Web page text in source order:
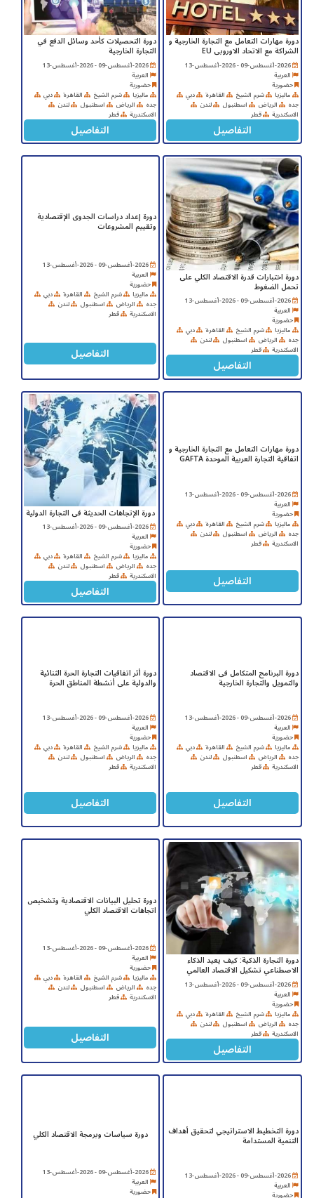
دورة مهارات التعامل مع التجارة الخارجية و
الشراكة مع الاتحاد الاوروبى EU
2026-أغسطس-09 - 2026-أغسطس-13
العربية
حضورية
ماليزيا شرم الشيخ القاهرة دبي
جده الرياض اسطنبول لندن
الاسكندرية قطر
التفاصيل
دورة التحصيلات كأحد وسائل الدفع في
التجارة الخارجية
2026-أغسطس-09 - 2026-أغسطس-13
العربية
حضورية
ماليزيا شرم الشيخ القاهرة دبي
جده الرياض اسطنبول لندن
الاسكندرية قطر
التفاصيل
دورة اختبارات قدرة الاقتصاد الكلي على
تحمل الضغوط
2026-أغسطس-09 - 2026-أغسطس-13
العربية
حضورية
ماليزيا شرم الشيخ القاهرة دبي
جده الرياض اسطنبول لندن
الاسكندرية قطر
التفاصيل
دورة إعداد دراسات الجدوى الإقتصادية
وتقييم المشروعات
2026-أغسطس-09 - 2026-أغسطس-13
العربية
حضورية
ماليزيا شرم الشيخ القاهرة دبي
جده الرياض اسطنبول لندن
الاسكندرية قطر
التفاصيل
دورة مهارات التعامل مع التجارة الخارجية و
اتفاقية التجارة العربية الموحدة GAFTA
2026-أغسطس-09 - 2026-أغسطس-13
العربية
حضورية
ماليزيا شرم الشيخ القاهرة دبي
جده الرياض اسطنبول لندن
الاسكندرية قطر
التفاصيل
دورة الإتجاهات الحديثة فى التجارة الدولية
2026-أغسطس-09 - 2026-أغسطس-13
العربية
حضورية
ماليزيا شرم الشيخ القاهرة دبي
جده الرياض اسطنبول لندن
الاسكندرية قطر
التفاصيل
دورة البرنامج المتكامل فى الاقتصاد
والتمويل والتجارة الخارجية
2026-أغسطس-09 - 2026-أغسطس-13
العربية
حضورية
ماليزيا شرم الشيخ القاهرة دبي
جده الرياض اسطنبول لندن
الاسكندرية قطر
التفاصيل
دورة أثر اتفاقيات التجارة الحرة الثنائية
والدولية على أنشطة المناطق الحرة
2026-أغسطس-09 - 2026-أغسطس-13
العربية
حضورية
ماليزيا شرم الشيخ القاهرة دبي
جده الرياض اسطنبول لندن
الاسكندرية قطر
التفاصيل
دورة التجارة الذكية: كيف يعيد الذكاء
الاصطناعي تشكيل الاقتصاد العالمي
2026-أغسطس-09 - 2026-أغسطس-13
العربية
حضورية
ماليزيا شرم الشيخ القاهرة دبي
جده الرياض اسطنبول لندن
الاسكندرية قطر
التفاصيل
دورة تحليل البيانات الاقتصادية وتشخيص
اتجاهات الاقتصاد الكلي
2026-أغسطس-09 - 2026-أغسطس-13
العربية
حضورية
ماليزيا شرم الشيخ القاهرة دبي
جده الرياض اسطنبول لندن
الاسكندرية قطر
التفاصيل
دورة التخطيط الاستراتيجي لتحقيق أهداف
التنمية المستدامة
2026-أغسطس-09 - 2026-أغسطس-13
العربية
حضورية
دورة سياسات وبرمجة الاقتصاد الكلي
2026-أغسطس-09 - 2026-أغسطس-13
العربية
حضورية